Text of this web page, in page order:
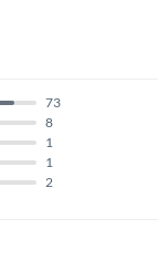
2
1
1
8
73